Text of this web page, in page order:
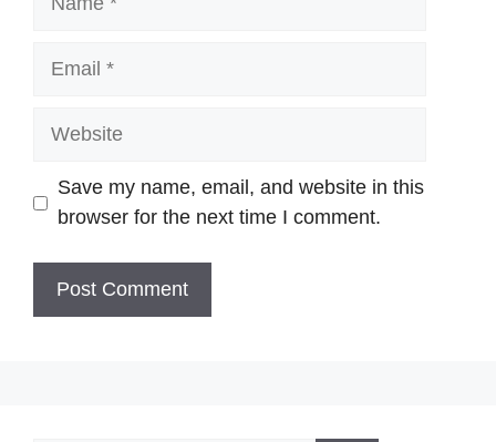
Website
Save my name, email, and website in this
browser for the next time I comment.